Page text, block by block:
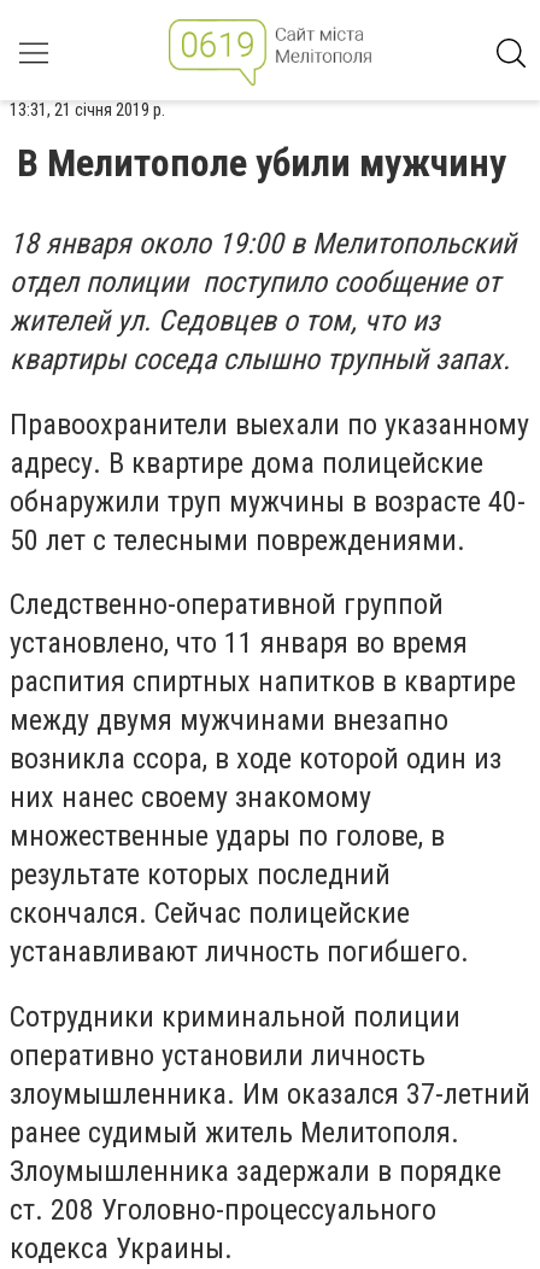
13:31, 21 січня 2019 р.
В Мелитополе убили мужчину
18 января около 19:00 в Мелитопольский
отдел полиции поступило сообщение от
жителей ул. Седовцев о том, что из
квартиры соседа слышно трупный запах.
Правоохранители выехали по указанному
адресу. В квартире дома полицейские
обнаружили труп мужчины в возрасте 40-
50 лет с телесными повреждениями.
Следственно-оперативной группой
установлено, что 11 января во время
распития спиртных напитков в квартире
между двумя мужчинами внезапно
возникла ссора, в ходе которой один из
них нанес своему знакомому
множественные удары по голове, в
результате которых последний
скончался. Сейчас полицейские
устанавливают личность погибшего.
Сотрудники криминальной полиции
оперативно установили личность
злоумышленника. Им оказался 37-летний
ранее судимый житель Мелитополя.
Злоумышленника задержали в порядке
ст. 208 Уголовно-процессуального
кодекса Украины.